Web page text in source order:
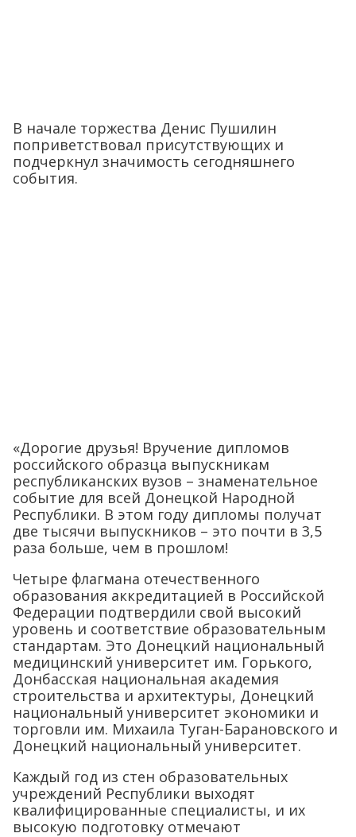
В начале торжества Денис Пушилин
поприветствовал присутствующих и
подчеркнул значимость сегодняшнего
события.
«Дорогие друзья! Вручение дипломов
российского образца выпускникам
республиканских вузов – знаменательное
событие для всей Донецкой Народной
Республики. В этом году дипломы получат
две тысячи выпускников – это почти в 3,5
раза больше, чем в прошлом!
Четыре флагмана отечественного
образования аккредитацией в Российской
Федерации подтвердили свой высокий
уровень и соответствие образовательным
стандартам. Это Донецкий национальный
медицинский университет им. Горького,
Донбасская национальная академия
строительства и архитектуры, Донецкий
национальный университет экономики и
торговли им. Михаила Туган-Барановского и
Донецкий национальный университет.
Каждый год из стен образовательных
учреждений Республики выходят
квалифицированные специалисты, и их
высокую подготовку отмечают